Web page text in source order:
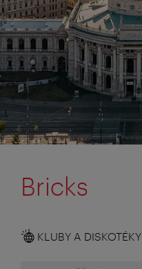
Bricks
KLUBY A DISKOTÉKY